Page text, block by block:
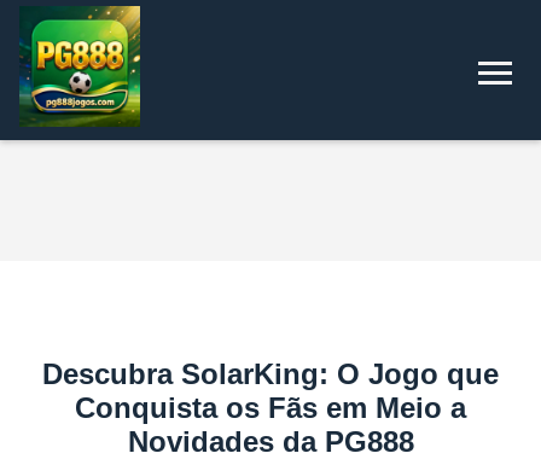
Descubra SolarKing: O Jogo que
Conquista os Fãs em Meio a
Novidades da PG888